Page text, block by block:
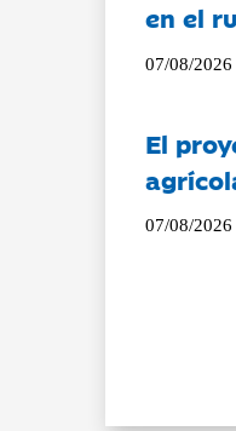
en el
07/08/2026
El
07/08/2026